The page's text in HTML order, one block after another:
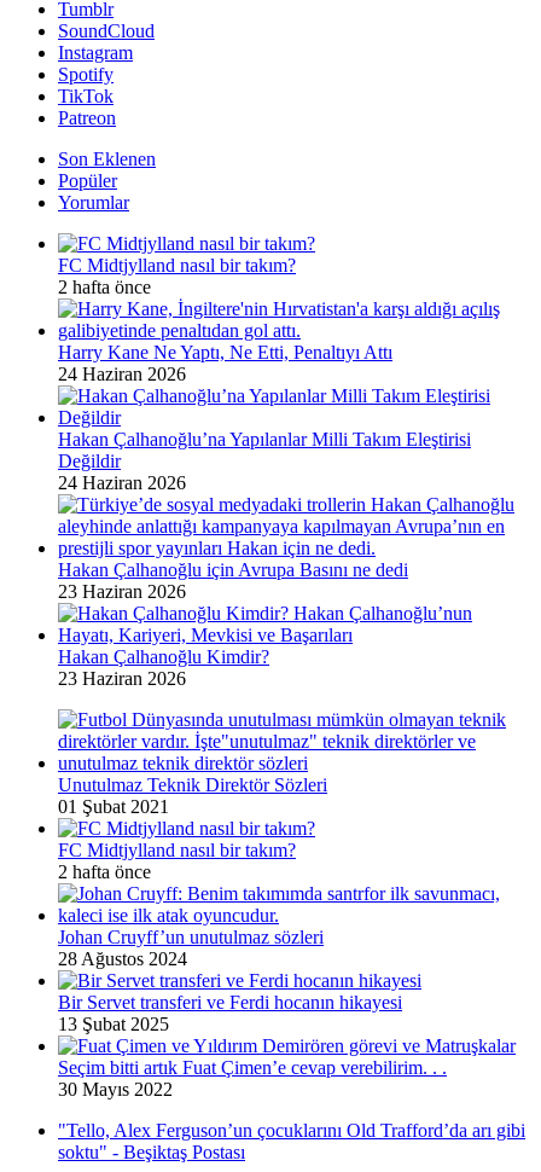
Tumblr
SoundCloud
Instagram
Spotify
TikTok
Patreon
Son Eklenen
Popüler
Yorumlar
FC Midtjylland nasıl bir takım?
2 hafta önce
Harry Kane Ne Yaptı, Ne Etti, Penaltıyı Attı
24 Haziran 2026
Hakan Çalhanoğlu’na Yapılanlar Milli Takım Eleştirisi
Değildir
24 Haziran 2026
Hakan Çalhanoğlu için Avrupa Basını ne dedi
23 Haziran 2026
Hakan Çalhanoğlu Kimdir?
23 Haziran 2026
Unutulmaz Teknik Direktör Sözleri
01 Şubat 2021
FC Midtjylland nasıl bir takım?
2 hafta önce
Johan Cruyff’un unutulmaz sözleri
28 Ağustos 2024
Bir Servet transferi ve Ferdi hocanın hikayesi
13 Şubat 2025
Seçim bitti artık Fuat Çimen’e cevap verebilirim. . .
30 Mayıs 2022
"Tello, Alex Ferguson’un çocuklarını Old Trafford’da arı gibi
soktu" - Beşiktaş Postası